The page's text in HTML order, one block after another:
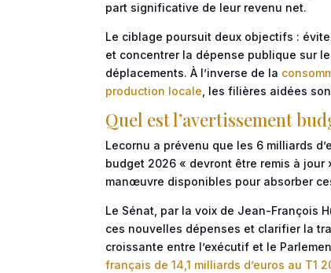
part significative de leur revenu net.
Le ciblage poursuit deux objectifs :
et concentrer la dépense publique sur
déplacements. À l’inverse de la
production locale , les filières aidées
Quel est l’avertissement
Lecornu a prévenu que les 6 milliards
budget 2026 « devront être remis à
manœuvre disponibles pour absorber
Le Sénat, par la voix de Jean-François
ces nouvelles dépenses et clarifier la
croissante entre l’exécutif et le
français de 14,1 milliards d’euros au